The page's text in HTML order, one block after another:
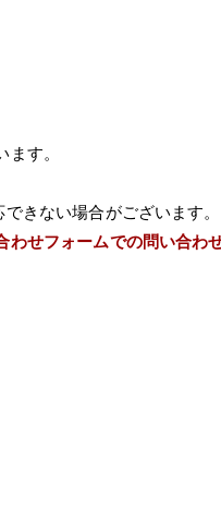
す。
きない場合がございます。
わせフォームでの問い合わ